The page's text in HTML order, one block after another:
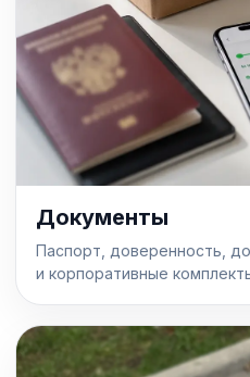
Документы
Паспорт, доверенность,
и корпоративные